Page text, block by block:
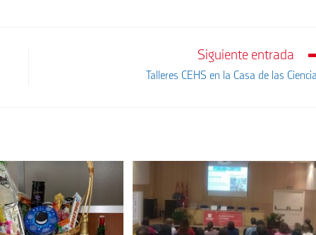
Siguiente entrada
Talleres CEHS en la Casa de las